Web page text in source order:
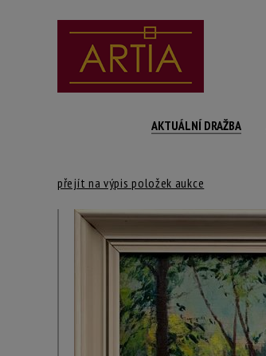
AKTUÁLNÍ DRAŽBA
přejít na výpis položek aukce